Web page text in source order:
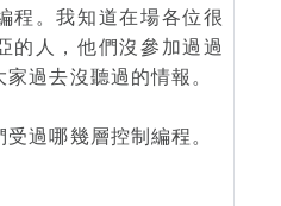
程。我知道在場各位很
的人，他們沒參加過過
過去沒聽過的情報。
過哪幾層控制編程。